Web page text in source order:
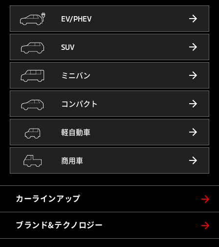
EV/PHEV
SUV
ミニバン
コンパクト
軽自動車
商用車
カーラインアップ
ブランド&テクノロジー